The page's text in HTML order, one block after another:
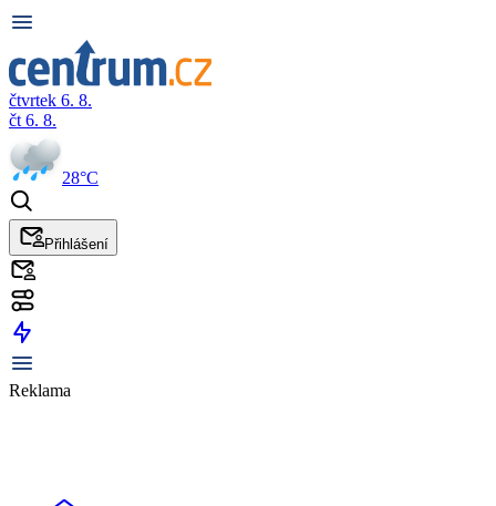
čtvrtek 6. 8.
čt 6. 8.
28°C
Přihlášení
Reklama